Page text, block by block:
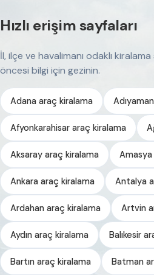
Hızlı erişim sayfaları
İl, ilçe ve havalimanı odaklı
öncesi bilgi için gezinin.
Adana araç kiralama
Afyonkarahisar araç kiralama
Aksaray araç kiralama
Ankara araç kiralama Antalya
Ardahan araç kiralama Artvin
Aydın araç kiralama Balıkesir
Bartın araç kiralama Batman